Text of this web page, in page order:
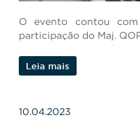
O evento contou
participação do Maj.
Valter Ribeiro da Silva.
Leia mais
10.04.2023